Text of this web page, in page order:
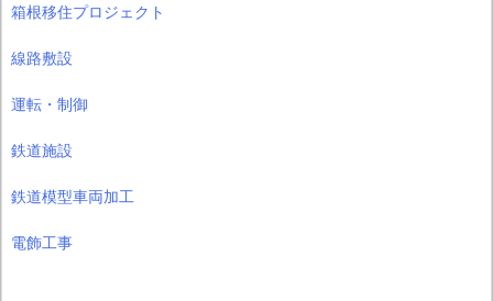
箱根移住プロジェクト
線路敷設
運転・制御
鉄道施設
鉄道模型車両加工
電飾工事